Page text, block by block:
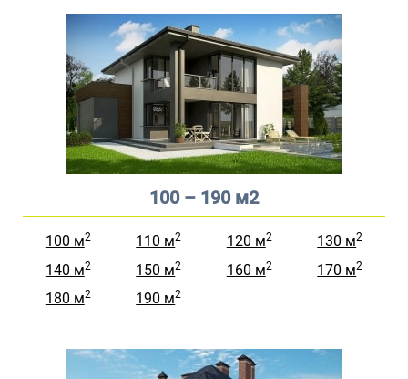
100 – 190 м2
100 м2 110 м2 120 м2 130 м2
140 м2 150 м2 160 м2 170 м2
180 м2 190 м2